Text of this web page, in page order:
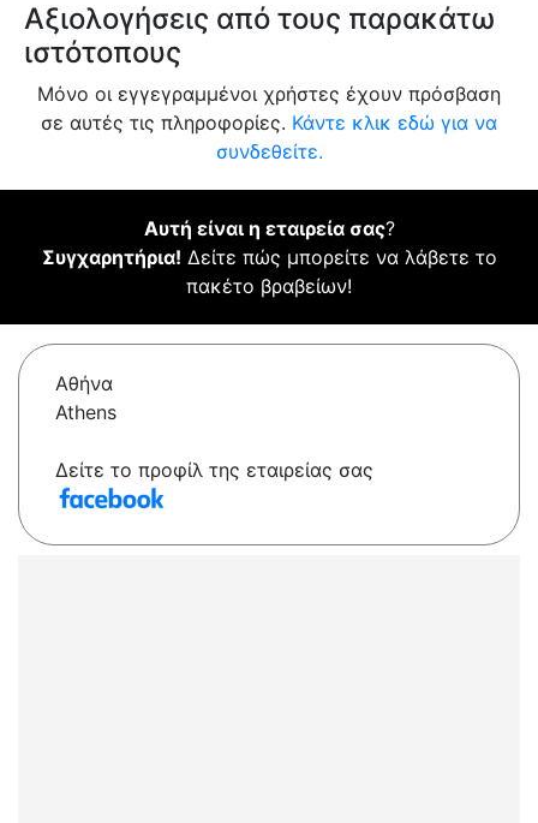
Αξιολογήσεις από τους παρακάτω
ιστότοπους
Μόνο οι εγγεγραμμένοι χρήστες έχουν πρόσβαση
σε αυτές τις πληροφορίες. Κάντε κλικ εδώ για να
συνδεθείτε.
Αυτή είναι η εταιρεία σας?
Συγχαρητήρια! Δείτε πώς μπορείτε να λάβετε το
πακέτο βραβείων!
Αθήνα
Athens
Δείτε το προφίλ της εταιρείας σας